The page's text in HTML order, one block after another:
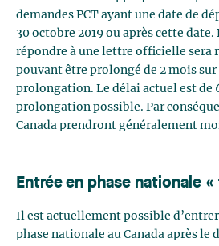
demandes PCT ayant une date de
30 octobre 2019 ou après cette
répondre à une lettre officielle sera
pouvant être prolongé de 2 mois
prolongation. Le délai actuel est de
prolongation possible. Par
Canada prendront généralement
Entrée en phase nationale «
Il est actuellement possible
phase nationale au Canada après le